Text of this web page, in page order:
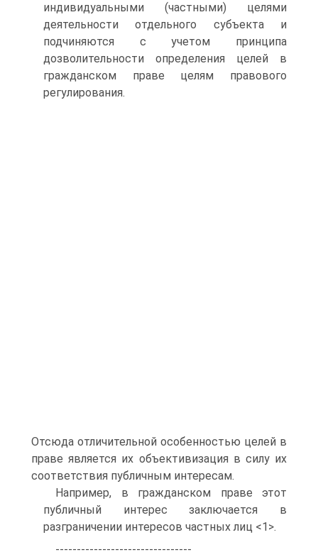
индивидуальными (частными) целями
деятельности отдельного субъекта и
подчиняются с учетом принципа
дозволительности определения целей в
гражданском праве целям правового
регулирования.
Отсюда отличительной особенностью целей в
праве является их объективизация в силу их
соответствия публичным интересам.
Например, в гражданском праве этот
публичный интерес заключается в
разграничении интересов частных лиц <1>.